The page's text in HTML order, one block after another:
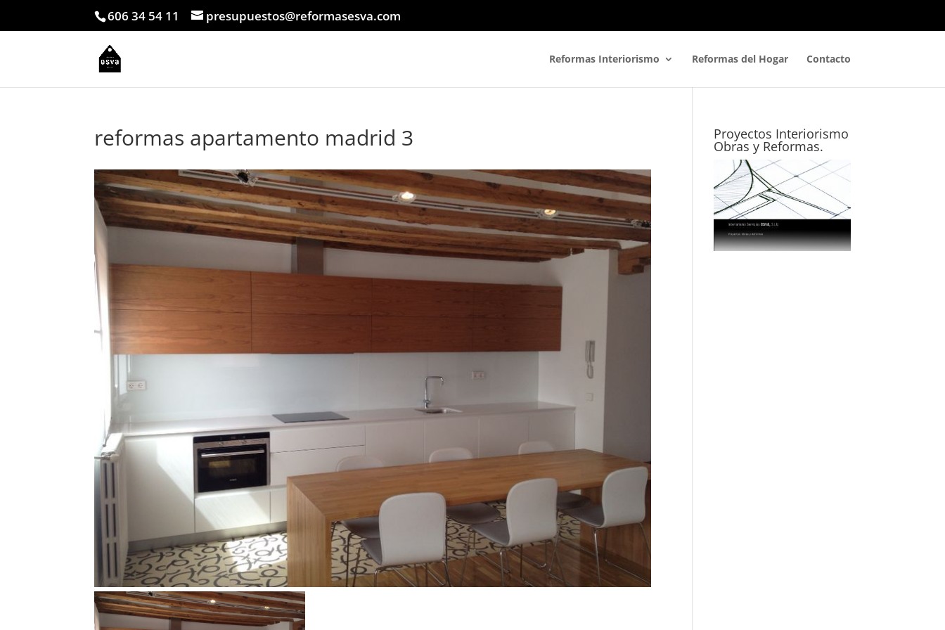
606 34 54 11 presupuestos@reformasesva.com
Reformas Interiorismo Reformas del Hogar Contacto
reformas apartamento madrid 3 Proyectos Interiorismo
Obras y Reformas.